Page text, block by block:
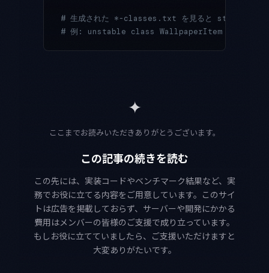
# 生成された *-classes.txt を見ると stable/
# 例: unstable class WallpaperItem
✦
ここまでお読みいただきありがとうございます。
この記事の続きを読む
この先には、実装コードやベンチマーク結果など、実
務でお役に立てる内容をご用意しています。このサイ
トは広告を掲載しておらず、サーバーや開発にかかる
費用はメンバーの皆様のご支援で成り立っています。
もしお役に立てていましたら、ご支援いただけますと
大変ありがたいです。